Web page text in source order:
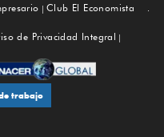
Subir
Club El Economista
de Privacidad Integral
trabajo